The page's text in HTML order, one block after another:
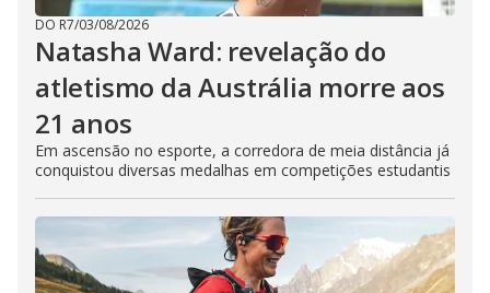
DO R7/03/08/2026
Natasha Ward: revelação do
atletismo da Austrália morre aos
21 anos
Em ascensão no esporte, a corredora de meia distância já
conquistou diversas medalhas em competições estudantis